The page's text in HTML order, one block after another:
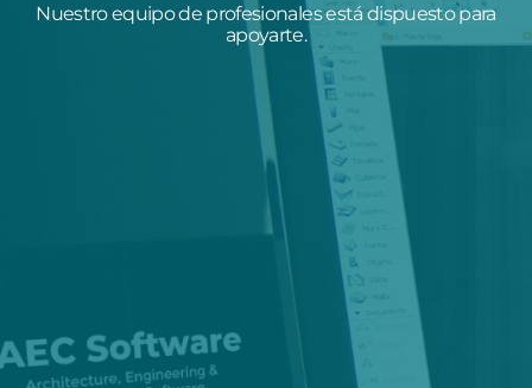
Nuestro equipo de profesionales está dispuesto para
apoyarte.